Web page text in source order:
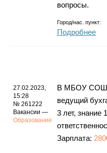
вопросы.
Город/нас. пункт:
Подробнее
27.02.2023,
15:28
№ 261222
Вакансии —
Образование
В МБОУ СОШ
ведущий
3 лет, знание
Зарплата: